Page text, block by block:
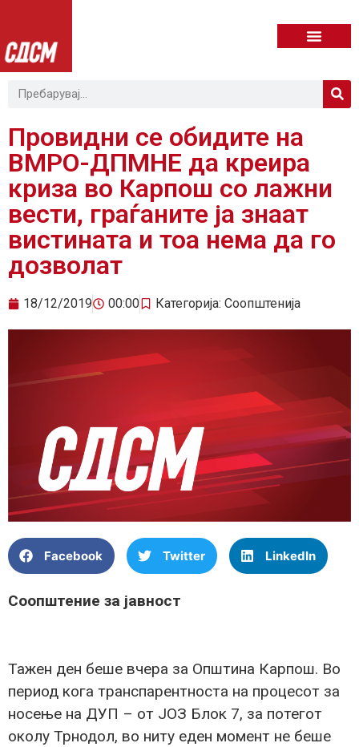
Провидни се обидите на
ВМРО-ДПМНЕ да креира
криза во Карпош со лажни
вести, граѓаните ја знаат
вистината и тоа нема да го
дозволат
18/12/2019 00:00 Категорија: Соопштенија
Facebook Twitter LinkedIn
Соопштение за јавност
Тажен ден беше вчера за Општина Карпош. Во
период кога транспарентноста на процесот за
носење на ДУП – от ЈОЗ Блок 7, за потегот
околу Трнодол, во ниту еден момент не беше